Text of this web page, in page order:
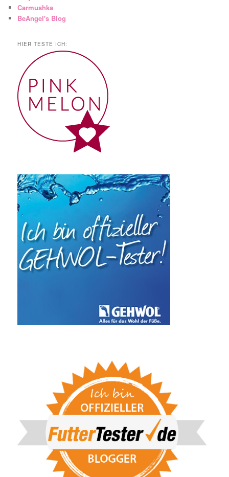
Carmushka
BeAngel's Blog
HIER TESTE ICH: